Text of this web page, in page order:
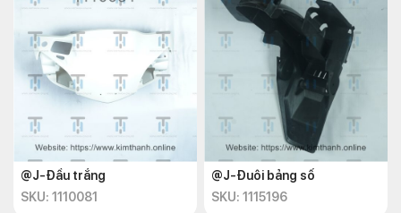
@J-Đầu trắng
SKU: 1110081
@J-Đuôi bảng số
SKU: 1115196